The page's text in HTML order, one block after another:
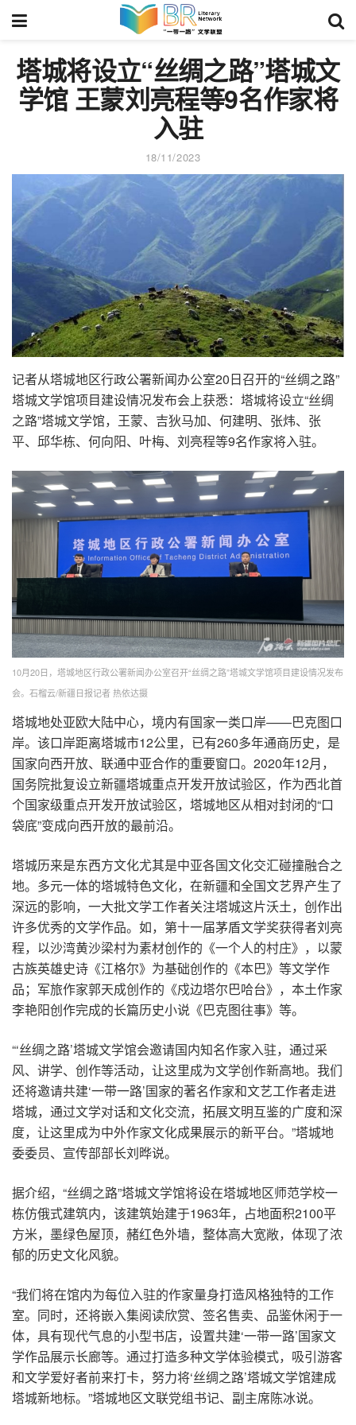
塔城将设立“丝绸之路”塔城文
学馆 王蒙刘亮程等9名作家将
入驻
18/11/2023
记者从塔城地区行政公署新闻办公室20日召开的“丝绸之路”
塔城文学馆项目建设情况发布会上获悉：塔城将设立“丝绸
之路”塔城文学馆，王蒙、吉狄马加、何建明、张炜、张
平、邱华栋、何向阳、叶梅、刘亮程等9名作家将入驻。
10月20日，塔城地区行政公署新闻办公室召开“丝绸之路”塔城文学馆项目建设情况发布
会。石榴云/新疆日报记者 热依达摄
塔城地处亚欧大陆中心，境内有国家一类口岸——巴克图口
岸。该口岸距离塔城市12公里，已有260多年通商历史，是
国家向西开放、联通中亚合作的重要窗口。2020年12月，
国务院批复设立新疆塔城重点开发开放试验区，作为西北首
个国家级重点开发开放试验区，塔城地区从相对封闭的“口
袋底”变成向西开放的最前沿。
塔城历来是东西方文化尤其是中亚各国文化交汇碰撞融合之
地。多元一体的塔城特色文化，在新疆和全国文艺界产生了
深远的影响，一大批文学工作者关注塔城这片沃土，创作出
许多优秀的文学作品。如，第十一届茅盾文学奖获得者刘亮
程，以沙湾黄沙梁村为素材创作的《一个人的村庄》，以蒙
古族英雄史诗《江格尔》为基础创作的《本巴》等文学作
品；军旅作家郭天成创作的《戍边塔尔巴哈台》，本土作家
李艳阳创作完成的长篇历史小说《巴克图往事》等。
“‘丝绸之路’塔城文学馆会邀请国内知名作家入驻，通过采
风、讲学、创作等活动，让这里成为文学创作新高地。我们
还将邀请共建‘一带一路’国家的著名作家和文艺工作者走进
塔城，通过文学对话和文化交流，拓展文明互鉴的广度和深
度，让这里成为中外作家文化成果展示的新平台。”塔城地
委委员、宣传部部长刘晔说。
据介绍，“丝绸之路”塔城文学馆将设在塔城地区师范学校一
栋仿俄式建筑内，该建筑始建于1963年，占地面积2100平
方米，墨绿色屋顶，赭红色外墙，整体高大宽敞，体现了浓
郁的历史文化风貌。
“我们将在馆内为每位入驻的作家量身打造风格独特的工作
室。同时，还将嵌入集阅读欣赏、签名售卖、品鉴休闲于一
体，具有现代气息的小型书店，设置共建‘一带一路’国家文
学作品展示长廊等。通过打造多种文学体验模式，吸引游客
和文学爱好者前来打卡，努力将‘丝绸之路’塔城文学馆建成
塔城新地标。”塔城地区文联党组书记、副主席陈冰说。